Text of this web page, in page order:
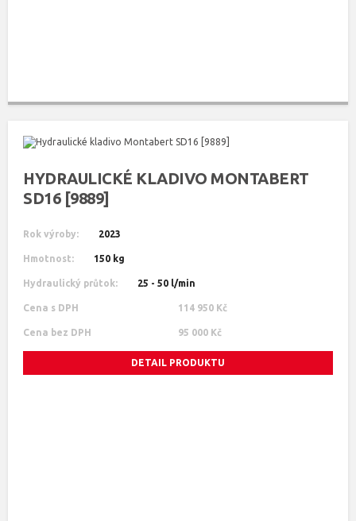
HYDRAULICKÉ KLADIVO MONTABERT
SD16 [9889]
Rok výroby: 2023
Hmotnost: 150 kg
Hydraulický průtok: 25 - 50 l/min
Cena s DPH 114 950 Kč
Cena bez DPH 95 000 Kč
DETAIL PRODUKTU